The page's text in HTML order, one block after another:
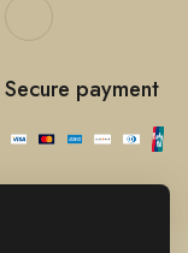
Secure payment